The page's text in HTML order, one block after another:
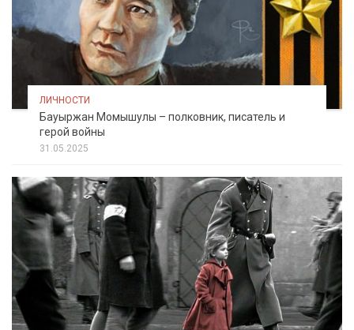
ЛИЧНОСТИ
Бауыржан Момышулы – полковник, писатель и
герой войны
31.05.2025